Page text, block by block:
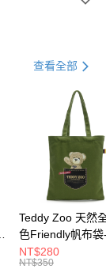
查看全部
Teddy Zoo 天然
色Friendly帆布袋
色(TZB107)
NT$280
NT$350